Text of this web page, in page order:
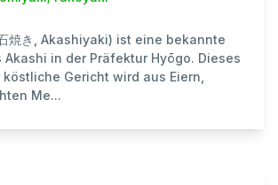
焼き, Akashiyaki) ist eine bekannte
in der Präfektur Hyōgo. Dieses
Gericht wird aus Eiern,
Me...